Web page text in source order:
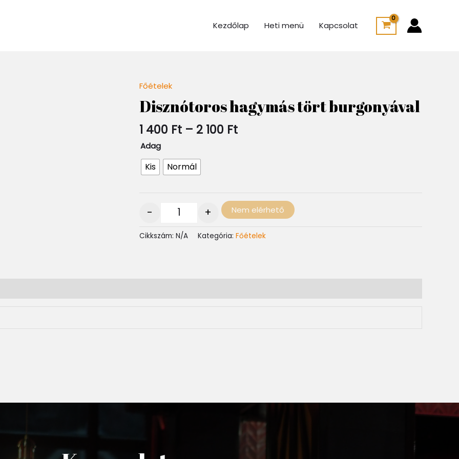
Kezdőlap Heti menü Kapcsolat
Főételek
Disznótoros hagymás tört burgonyával
1 400 Ft – 2 100 Ft
400 Ft
-
2
Adag
Kis Normál
- + Nem elérhető
Cikkszám: N/A Kategória: Főételek